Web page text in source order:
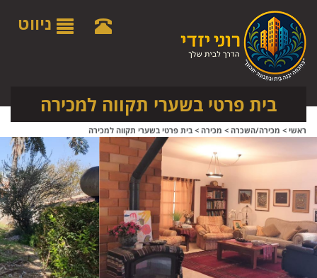
נגישות
ניווט
בית פרטי בשערי תקווה למכירה
ראשי > מכירה/השכרה > מכירה > בית פרטי בשערי תקווה למכירה